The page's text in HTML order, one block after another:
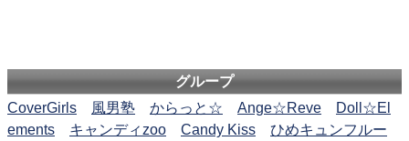
グループ
CoverGirls
風男塾 からっと☆ Ange☆Reve
Doll☆El
ements
キャンディzoo Candy Kiss
ひめキュンフルー